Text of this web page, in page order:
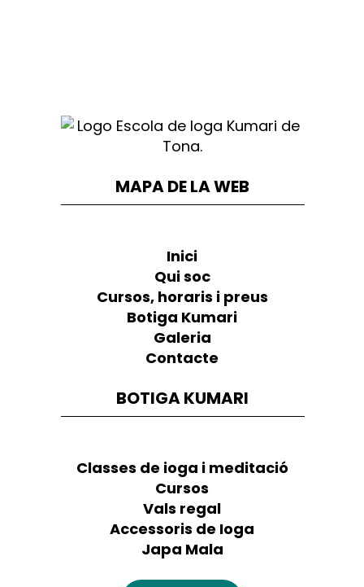
MAPA DE LA WEB
Inici
Qui soc
Cursos, horaris i preus
Botiga Kumari
Galeria
Contacte
BOTIGA KUMARI
Classes de ioga i meditació
Cursos
Vals regal
Accessoris de Ioga
Japa Mala